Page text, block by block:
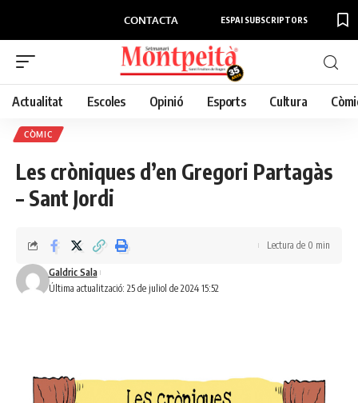
CONTACTA ESPAI SUBSCRIPTORS
Actualitat Escoles Opinió Esports Cultura
CÒMIC
Les cròniques d’en Gregori Partagàs
– Sant Jordi
Última actualització: 25 de juliol de 2024 15:52
Galdric Sala
Lectura de 0 min